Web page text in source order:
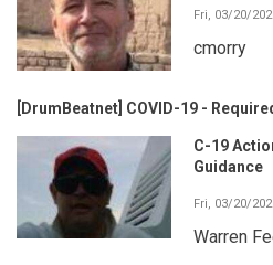
Fri, 03/20/
cmorry
[DrumBeatnet] COVID-19 -
C-19
Guidance
Fri, 03/20/
Warren